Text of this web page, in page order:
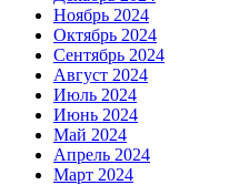
Ноябрь 2024
Октябрь 2024
Сентябрь 2024
Август 2024
Июль 2024
Июнь 2024
Май 2024
Апрель 2024
Март 2024